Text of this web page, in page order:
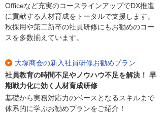
Officeなど充実のコースラインアップでDX推進
に貢献する人材育成をトータルで支援します。
秋採用や第二新卒の社員研修にもお勧めのコー
スを多数揃えています。
大塚商会の新入社員研修お勧めプラン
社員教育の時間不足やノウハウ不足を解決！ 早
期戦力化に効く人材育成研修
基礎から実務対応力のベースとなるスキルまで
体系的に学ぶお勧めプランをご紹介！